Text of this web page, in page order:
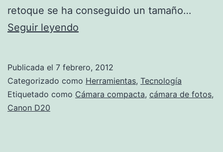
retoque se ha conseguido un tamaño…
Seguir leyendo
Publicada el 7 febrero, 2012
Categorizado como Herramientas, Tecnología
Etiquetado como Cámara compacta, cámara de fotos,
Canon D20